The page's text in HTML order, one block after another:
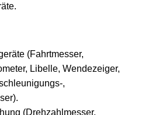
(Fahrtmesser,
Libelle, Wendezeiger,
,
(Drehzahlmesser,